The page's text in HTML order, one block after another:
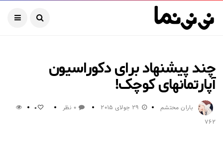
چند پیشنهاد برای دکوراسیون
آپارتمانهای کوچک!
باران محتشم 29 جولای 2015 0 نظر 0
762